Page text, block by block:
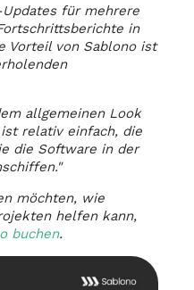
für mehrere
in
Vorteil von Sablono ist
allgemeinen Look
relativ einfach, die
die Software in der
möchten, wie
helfen kann,
buchen.